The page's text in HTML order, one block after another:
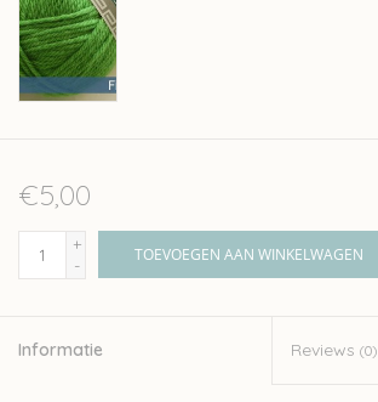
€5,00
+
-
TOEVOEGEN AAN WINKELWAGEN
Informatie Reviews (0)